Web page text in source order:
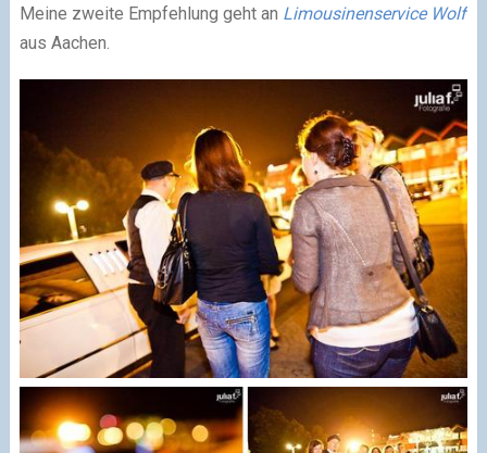
Meine zweite Empfehlung geht an Limousinenservice Wolf
aus Aachen.